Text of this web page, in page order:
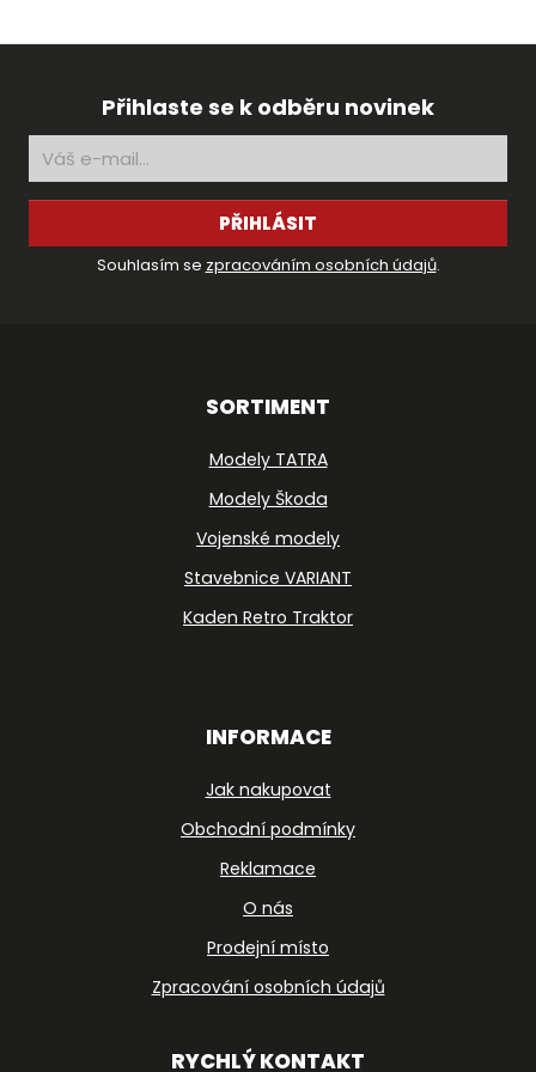
Přihlaste se k odběru novinek
PŘIHLÁSIT
Souhlasím se zpracováním osobních údajů.
SORTIMENT
Modely TATRA
Modely Škoda
Vojenské modely
Stavebnice VARIANT
Kaden Retro Traktor
INFORMACE
Jak nakupovat
Obchodní podmínky
Reklamace
O nás
Prodejní místo
Zpracování osobních údajů
RYCHLÝ KONTAKT